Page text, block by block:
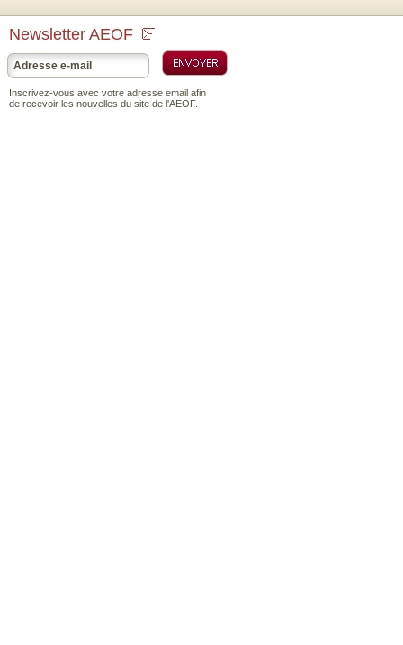
Newsletter AEOF
Inscrivez-vous avec votre adresse email afin
de recevoir les nouvelles du site de l'AEOF.